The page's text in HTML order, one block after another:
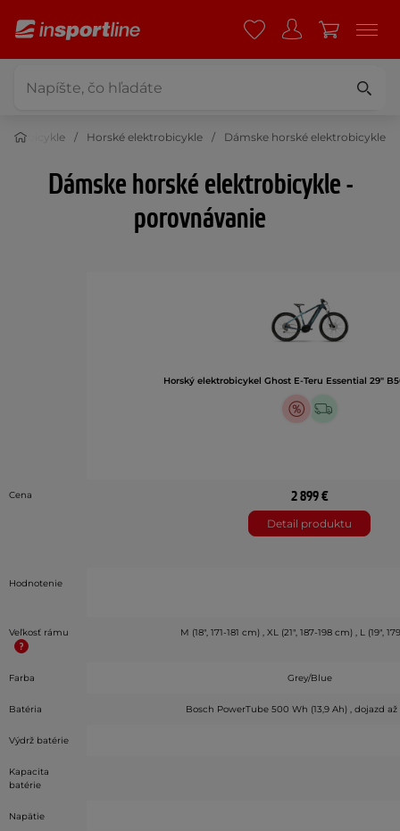
Horské elektrobicykle Dámske horské elektrobicykle
Dámske horské elektrobicykle -
porovnávanie
Horský elektrobicykel Ghost E-Teru Essential 29"
Cena 2 899 €
Detail produktu
Hodnotenie
Veľkosť rámu M (18", 171-181 cm) , XL (21", 187-198 cm) , L (19",
Farba Grey/Blue
Batéria Bosch PowerTube 500 Wh (13,9 Ah) , dojazd
Výdrž batérie
Kapacita
batérie
Napätie